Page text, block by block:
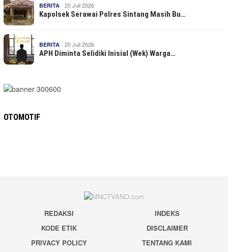
BERITA 20 Juli 2026
Kapolsek Serawai Polres Sintang Masih Bu…
BERITA 20 Juli 2026
APH Diminta Selidiki Inisial (Wek) Warga…
OTOMOTIF
REDAKSI
INDEKS
KODE ETIK
DISCLAIMER
PRIVACY POLICY
TENTANG KAMI